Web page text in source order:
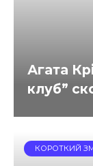
Агата
клуб”
КОРОТКИЙ